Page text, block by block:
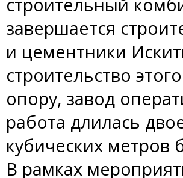
завершается
и цементники
строительство
опору, завод
работа длилась
кубических метров
В рамках